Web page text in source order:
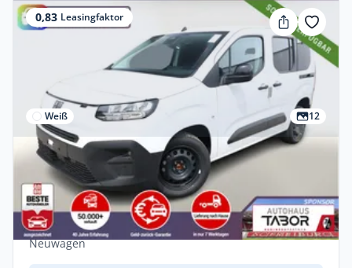
0,83 Leasingfaktor
Weiß 12
Privat & Gewerbe
Fiat Doblo Kombi N1 Klimaaut PrivG LED
3xIso CarP Tem
Diesel • Manuell •
131 PS (96 kW)
Neuwagen